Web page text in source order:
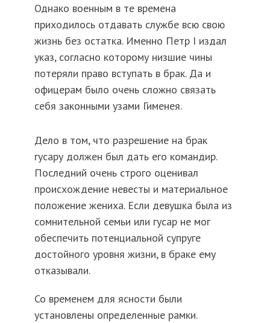
Однако военным в те времена
приходилось отдавать службе всю свою
жизнь без остатка. Именно Петр I издал
указ, согласно которому низшие чины
потеряли право вступать в брак. Да и
офицерам было очень сложно связать
себя законными узами Гименея.
Дело в том, что разрешение на брак
гусару должен был дать его командир.
Последний очень строго оценивал
происхождение невесты и материальное
положение жениха. Если девушка была из
сомнительной семьи или гусар не мог
обеспечить потенциальной супруге
достойного уровня жизни, в браке ему
отказывали.
Со временем для ясности были
установлены определенные рамки.